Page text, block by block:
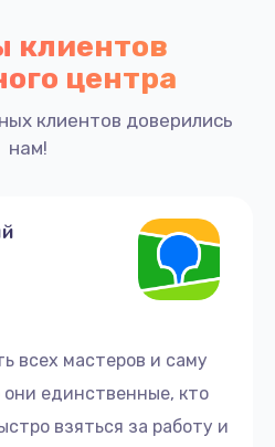
клиентов
центра
клиентов доверились
нам!
всех мастеров и саму
единственные, кто
взяться за работу и